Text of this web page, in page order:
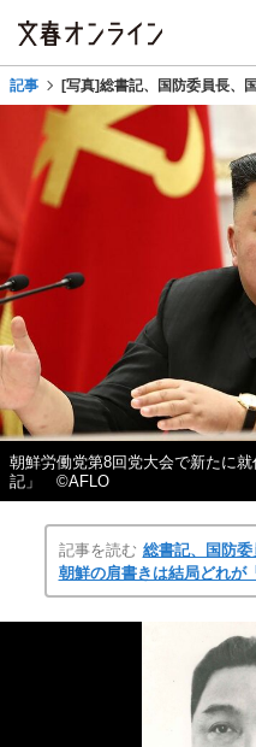
記事 [写真]総書記、国防委員長、
朝鮮労働党第8回党大会で新たに
記」 ©AFLO
記事を読む 総書記、国防
朝鮮の肩書きは結局どれが